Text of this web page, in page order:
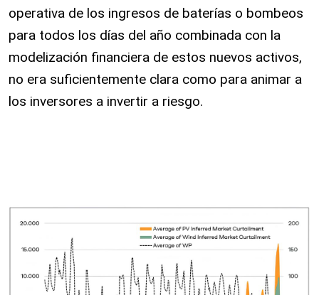
operativa de los ingresos de baterías o bombeos
para todos los días del año combinada con la
modelización financiera de estos nuevos activos,
no era suficientemente clara como para animar a
los inversores a invertir a riesgo.